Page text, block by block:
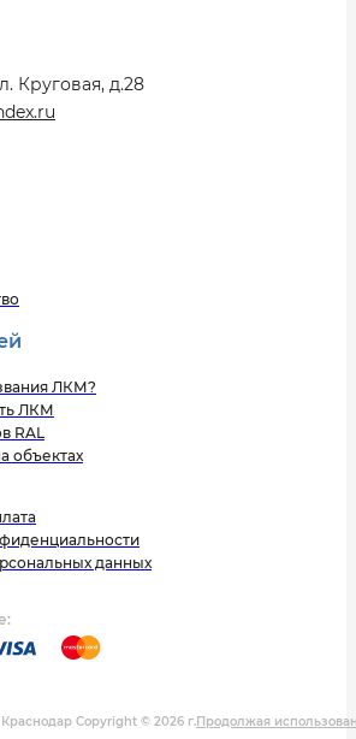
Круговая, д.28
ЛКМ?
ЛКМ
RAL
объектах
данных
Copyright © 2026 г.Продолжая